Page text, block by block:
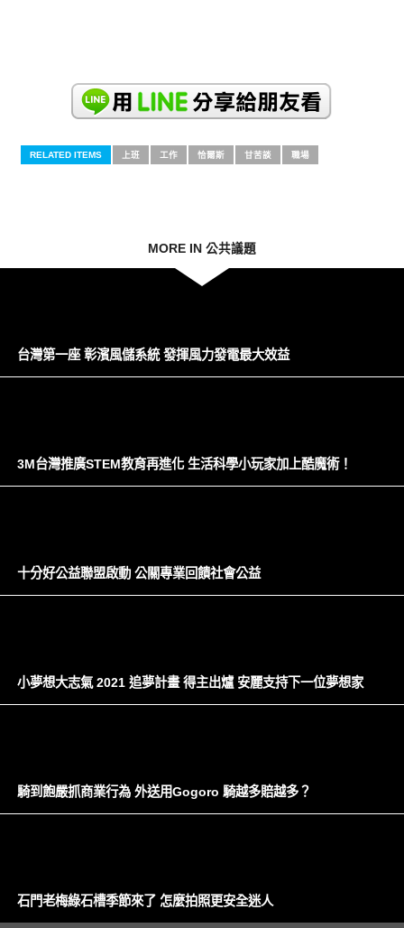
RELATED ITEMS 上班 工作 恰爾斯 甘苦談 職場
MORE IN 公共議題
台灣第一座 彰濱風儲系統 發揮風力發電最大效益
3M台灣推廣STEM教育再進化 生活科學小玩家加上酷魔術！
十分好公益聯盟啟動 公關專業回饋社會公益
小夢想大志氣 2021 追夢計畫 得主出爐 安麗支持下一位夢想家
騎到飽嚴抓商業行為 外送用Gogoro 騎越多賠越多？
石門老梅綠石槽季節來了 怎麼拍照更安全迷人